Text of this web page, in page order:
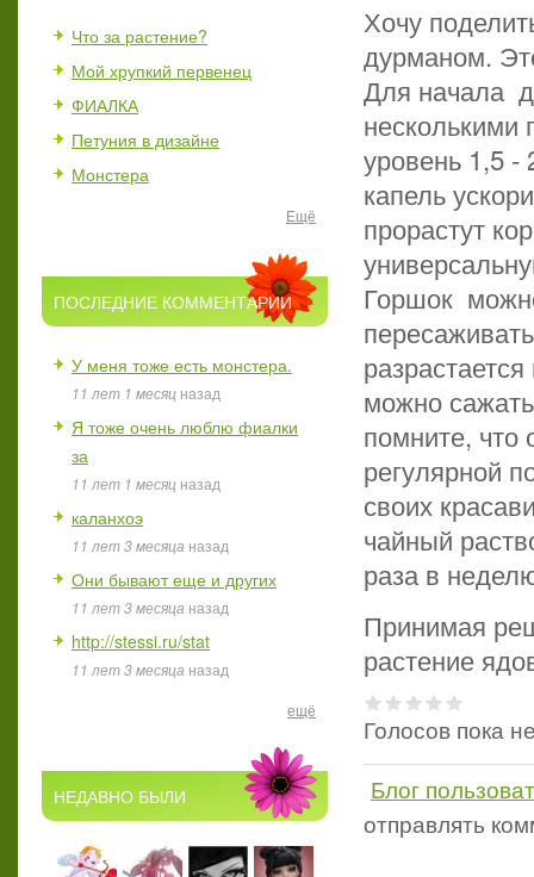
Что за растение?
Мой хрупкий первенец
ФИАЛКА
Петуния в дизайне
Монстера
Ещё
ПОСЛЕДНИЕ КОММЕНТАРИИ
У меня тоже есть монстера.
11 лет 1 месяц назад
Я тоже очень люблю фиалки
за
11 лет 1 месяц назад
каланхоэ
11 лет 3 месяца назад
Они бывают еще и других
11 лет 3 месяца назад
http://stessi.ru/stat
11 лет 3 месяца назад
ещё
НЕДАВНО БЫЛИ
Хочу
дурманом.
Для начала
несколькими
уровень 1,5 -
капель
прорастут
Горшок
можно
помните, что
регулярной
своих
чайный
раза в
Принимая
растение
Голосов пока
Блог
отправлять